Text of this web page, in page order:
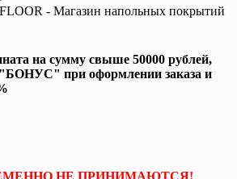
- Магазин напольных покрытий
на сумму свыше 50000 рублей,
"БОНУС" при оформлении заказа и